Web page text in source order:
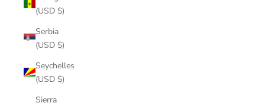
(USD $)
Serbia
(USD $)
Seychelles
(USD $)
Sierra